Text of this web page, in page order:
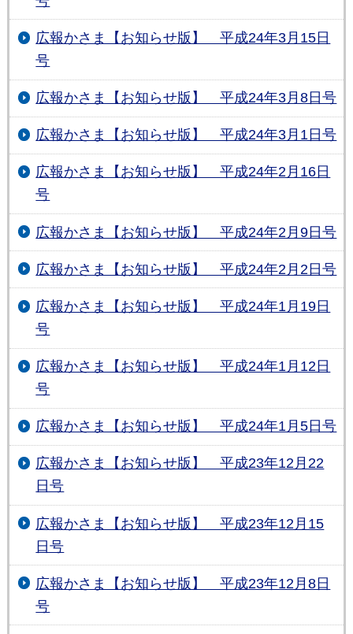
広報かさま【お知らせ版】 平成24年3月15日
号
広報かさま【お知らせ版】 平成24年3月8日号
広報かさま【お知らせ版】 平成24年3月1日号
広報かさま【お知らせ版】 平成24年2月16日
号
広報かさま【お知らせ版】 平成24年2月9日号
広報かさま【お知らせ版】 平成24年2月2日号
広報かさま【お知らせ版】 平成24年1月19日
号
広報かさま【お知らせ版】 平成24年1月12日
号
広報かさま【お知らせ版】 平成24年1月5日号
広報かさま【お知らせ版】 平成23年12月22
日号
広報かさま【お知らせ版】 平成23年12月15
日号
広報かさま【お知らせ版】 平成23年12月8日
号